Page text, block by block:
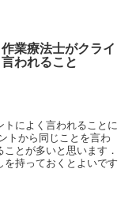
業療法士がクライ
われること
によく言われることに
トから同じことを言わ
とが多いと思います．
を持っておくとよいです